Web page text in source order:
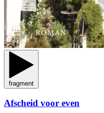
fragment
Afscheid voor even